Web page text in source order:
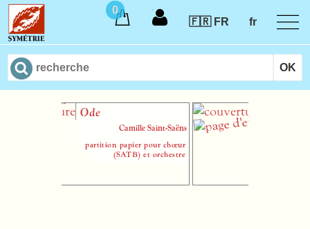
0
🇫🇷 FR
fr
Ode
Camille Saint-Saëns
partition papier pour chœur
(SATB) et orchestre
merveilles